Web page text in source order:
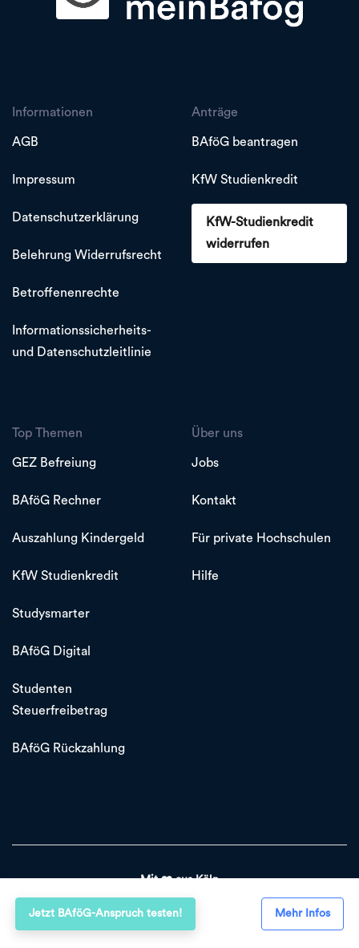
Jetzt BAföG-Anspruch testen! Mehr Infos
Informationen
AGB
Impressum
Datenschutzerklärung
Belehrung Widerrufsrecht
Betroffenenrechte
Informationssicherheits-
und Datenschutzleitlinie
Anträge
BAföG beantragen
KfW Studienkredit
KfW-Studienkredit
widerrufen
Top Themen
GEZ Befreiung
BAföG Rechner
Auszahlung Kindergeld
KfW Studienkredit
Studysmarter
BAföG Digital
Studenten
Steuerfreibetrag
BAföG Rückzahlung
Über uns
Jobs
Kontakt
Für private Hochschulen
Hilfe
Mit ❤️ aus Köln